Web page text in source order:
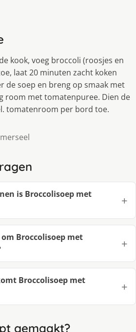
kook, voeg broccoli (roosjes en
laat 20 minuten zacht koken
de soep en breng op smaak met
room met tomatenpuree. Dien de
tomatenroom per bord toe.
is Broccolisoep met
Broccolisoep met
Broccolisoep met
gemaakt?